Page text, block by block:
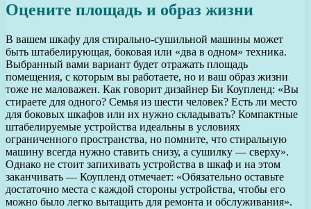
Оцените площадь и образ жизни
В вашем шкафу для стирально-сушильной машины может
быть штабелирующая, боковая или «два в одном» техника.
Выбранный вами вариант будет отражать площадь
помещения, с которым вы работаете, но и ваш образ жизни
тоже не маловажен. Как говорит дизайнер Би Коупленд: «Вы
стираете для одного? Семья из шести человек? Есть ли место
для боковых шкафов или их нужно складывать? Компактные
штабелируемые устройства идеальны в условиях
ограниченного пространства, но помните, что стиральную
машину всегда нужно ставить снизу, а сушилку — сверху».
Однако не стоит запихивать устройства в шкаф и на этом
заканчивать — Коупленд отмечает: «Обязательно оставьте
достаточно места с каждой стороны устройства, чтобы его
можно было легко вытащить для ремонта и обслуживания».